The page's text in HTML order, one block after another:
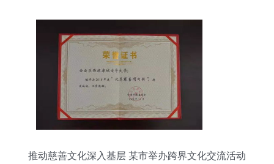
推动慈善文化深入基层 某市举办跨界文化交流活动